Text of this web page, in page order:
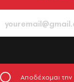
Αποδέχομαι την